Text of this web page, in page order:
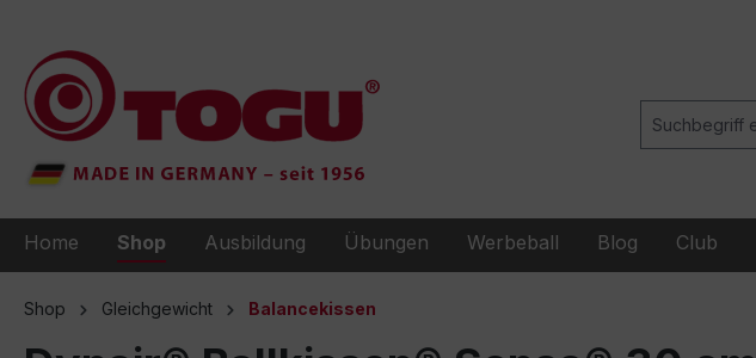
Home Shop Ausbildung Übungen Werbeball Blog Club
Shop Gleichgewicht Balancekissen